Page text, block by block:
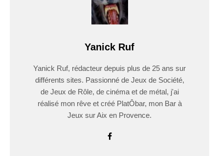
Yanick Ruf
Yanick Ruf, rédacteur depuis plus de 25 ans sur
différents sites. Passionné de Jeux de Société,
de Jeux de Rôle, de cinéma et de métal, j'ai
réalisé mon rêve et créé PlatÔbar, mon Bar à
Jeux sur Aix en Provence.